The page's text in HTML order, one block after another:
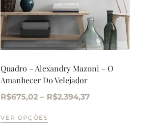
Quadro – Alexandry Mazoni – O
Amanhecer Do Velejador
R$675,02 – R$2.394,37
VER OPÇÕES